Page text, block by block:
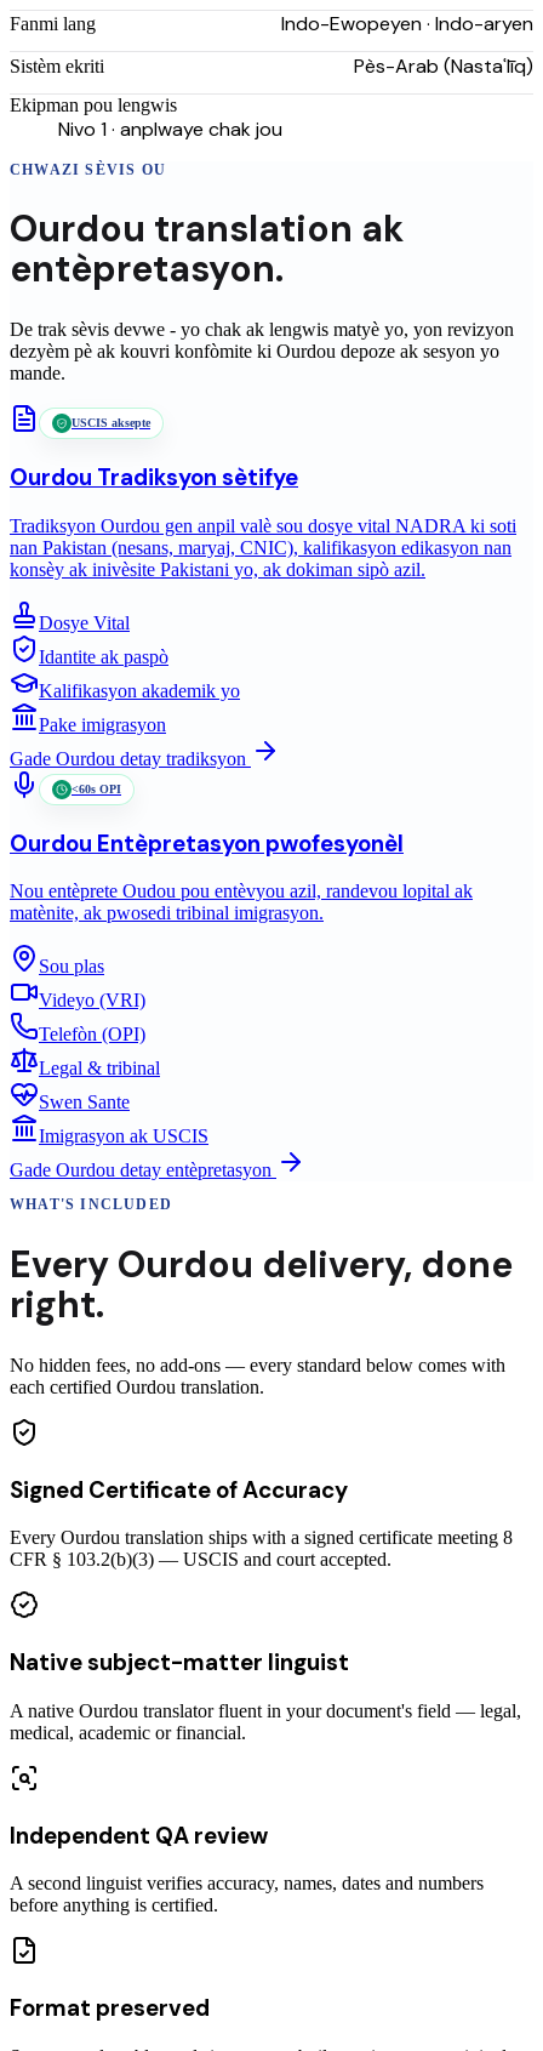
Fanmi lang Indo-Ewopeyen · Indo-aryen
Sistèm ekriti Pès-Arab (Nastaʿlīq)
Ekipman pou lengwis
Nivo 1 · anplwaye chak jou
CHWAZI SÈVIS OU
Ourdou translation ak
entèpretasyon.
De trak sèvis devwe - yo chak ak lengwis matyè yo, yon revizyon
dezyèm pè ak kouvri konfòmite ki Ourdou depoze ak sesyon yo
mande.
USCIS aksepte
Ourdou Tradiksyon sètifye
Tradiksyon Ourdou gen anpil valè sou dosye vital NADRA ki soti
nan Pakistan (nesans, maryaj, CNIC), kalifikasyon edikasyon nan
konsèy ak inivèsite Pakistani yo, ak dokiman sipò azil.
Dosye Vital
Idantite ak paspò
Kalifikasyon akademik yo
Pake imigrasyon
Gade Ourdou detay tradiksyon
<60s OPI
Ourdou Entèpretasyon pwofesyonèl
Nou entèprete Oudou pou entèvyou azil, randevou lopital ak
matènite, ak pwosedi tribinal imigrasyon.
Sou plas
Videyo (VRI)
Telefòn (OPI)
Legal & tribinal
Swen Sante
Imigrasyon ak USCIS
Gade Ourdou detay entèpretasyon
WHAT'S INCLUDED
Every Ourdou delivery, done
right.
No hidden fees, no add-ons — every standard below comes with
each certified Ourdou translation.
Signed Certificate of Accuracy
Every Ourdou translation ships with a signed certificate meeting 8
CFR § 103.2(b)(3) — USCIS and court accepted.
Native subject-matter linguist
A native Ourdou translator fluent in your document's field — legal,
medical, academic or financial.
Independent QA review
A second linguist verifies accuracy, names, dates and numbers
before anything is certified.
Format preserved